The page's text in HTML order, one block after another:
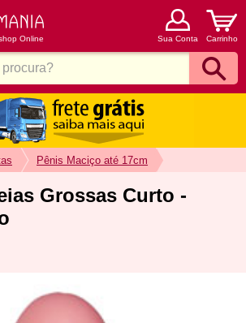
Online Sua Conta Carrinho
Pênis Maciço até 17cm
Grossas Curto -